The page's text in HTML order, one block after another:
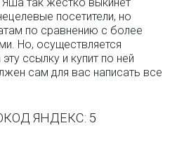
Яша так жестко выкинет
посетители, но
по сравнению с более
Но, осуществляется
ссылку и купит по ней
сам для вас написать все
ЯНДЕКС: 5